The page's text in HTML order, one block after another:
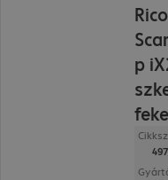
p